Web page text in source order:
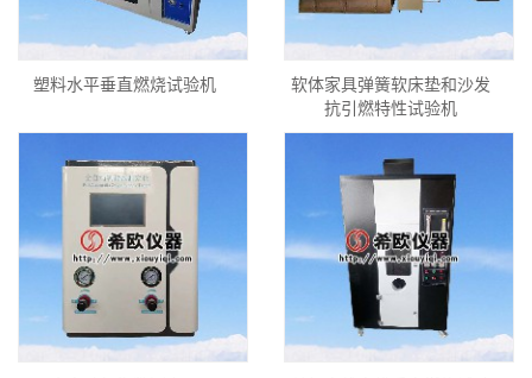
塑料水平垂直燃烧试验机
软体家具弹簧软床垫和沙发
抗引燃特性试验机